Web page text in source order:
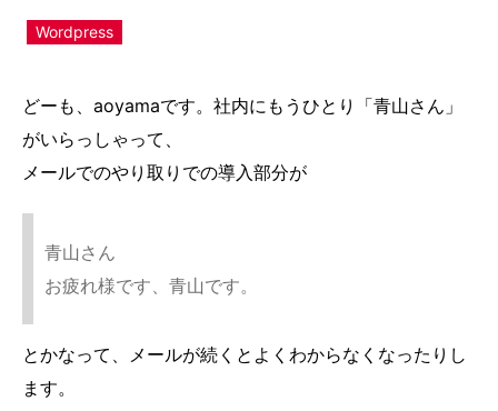
Wordpress
どーも、aoyamaです。社内にもうひとり「青山さん」
がいらっしゃって、
メールでのやり取りでの導入部分が
青山さん
お疲れ様です、青山です。
とかなって、メールが続くとよくわからなくなったりし
ます。